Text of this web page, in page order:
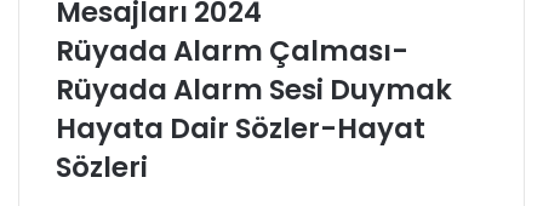
Mesajları 2024
Rüyada Alarm Çalması-
Rüyada Alarm Sesi Duymak
Hayata Dair Sözler-Hayat
Sözleri